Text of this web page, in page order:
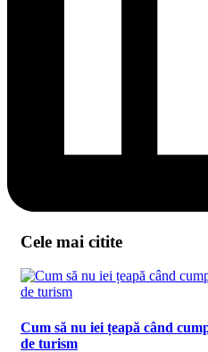
Cele mai citite
Cum să nu iei țeapă când
de turism